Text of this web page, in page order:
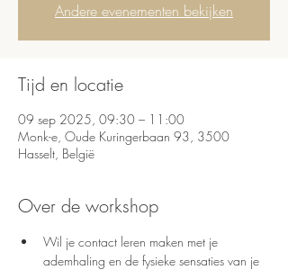
Andere evenementen bekijken
Tijd en locatie
09 sep 2025, 09:30 – 11:00
Monk-e, Oude Kuringerbaan 93, 3500
Hasselt, België
Over de workshop
Wil je contact leren maken met je
ademhaling en de fysieke sensaties van je